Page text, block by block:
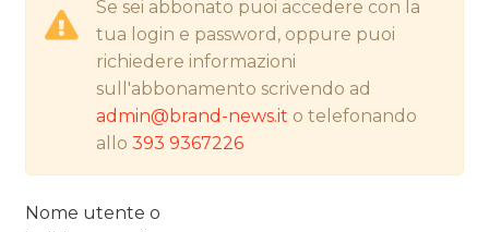
NORMATIVE
CASE HISTORY
Se sei abbonato puoi accedere con la
tua login e password, oppure puoi
richiedere informazioni
sull'abbonamento scrivendo ad
admin@brand-news.it o telefonando
allo393 9367226
Nome utente o